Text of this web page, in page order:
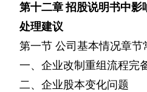
第十二章招股说明书中影
处理建议
第一节 公司基本情况章节
一、企业改制重组流程完
二、企业股本变化问题